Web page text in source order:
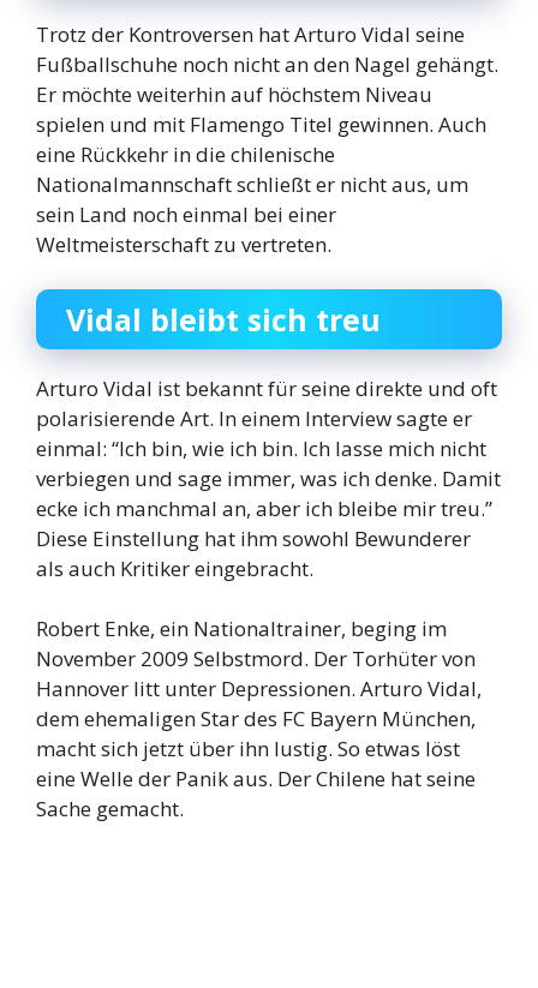
Trotz der Kontroversen hat Arturo Vidal seine
Fußballschuhe noch nicht an den Nagel gehängt.
Er möchte weiterhin auf höchstem Niveau
spielen und mit Flamengo Titel gewinnen. Auch
eine Rückkehr in die chilenische
Nationalmannschaft schließt er nicht aus, um
sein Land noch einmal bei einer
Weltmeisterschaft zu vertreten.
Vidal bleibt sich treu
Arturo Vidal ist bekannt für seine direkte und oft
polarisierende Art. In einem Interview sagte er
einmal: “Ich bin, wie ich bin. Ich lasse mich nicht
verbiegen und sage immer, was ich denke. Damit
ecke ich manchmal an, aber ich bleibe mir treu.”
Diese Einstellung hat ihm sowohl Bewunderer
als auch Kritiker eingebracht.
Robert Enke, ein Nationaltrainer, beging im
November 2009 Selbstmord. Der Torhüter von
Hannover litt unter Depressionen. Arturo Vidal,
dem ehemaligen Star des FC Bayern München,
macht sich jetzt über ihn lustig. So etwas löst
eine Welle der Panik aus. Der Chilene hat seine
Sache gemacht.